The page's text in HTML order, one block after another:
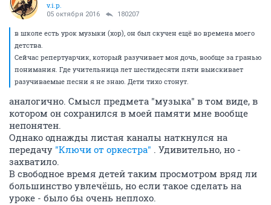
v.i.p.
05 октября 2016 180207
в школе есть урок музыки (хор), он был скучен ещё во времена моего
детства.
Сейчас репертуарчик, который разучивает моя дочь, вообще за гранью
понимания. Где учительница лет шестидесяти пяти выискивает
разучиваемые песни я не знаю. Дети тихо стонут.
аналогично. Смысл предмета "музыка" в том виде, в
котором он сохранился в моей памяти мне вообще
непонятен.
Однако однажды листая каналы наткнулся на
передачу "Ключи от оркестра" . Удивительно, но -
захватило.
В свободное время детей таким просмотром вряд ли
большинство увлечёшь, но если такое сделать на
уроке - было бы очень неплохо.